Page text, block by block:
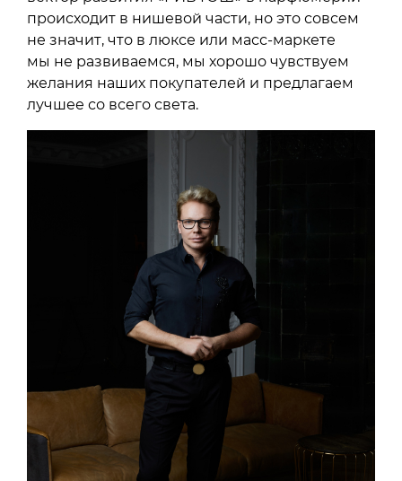
происходит в нишевой части, но это совсем
не значит, что в люксе или масс-маркете
мы не развиваемся, мы хорошо чувствуем
желания наших покупателей и предлагаем
лучшее со всего света.